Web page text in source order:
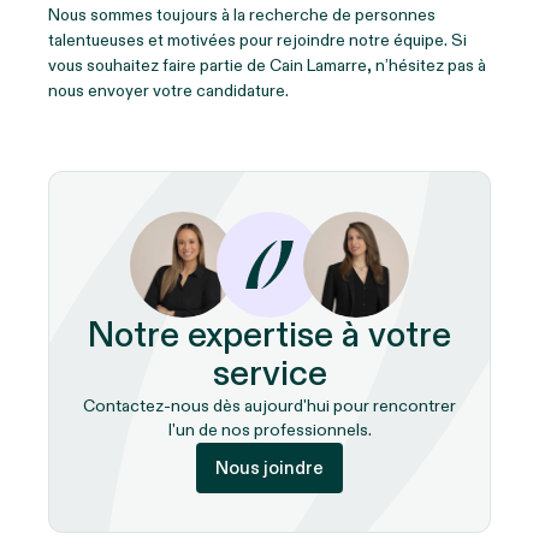
Nous sommes toujours à la recherche de personnes
talentueuses et motivées pour rejoindre notre équipe. Si
vous souhaitez faire partie de Cain Lamarre, n’hésitez pas à
nous envoyer votre candidature.
Notre expertise à votre
service
Contactez-nous dès aujourd'hui pour rencontrer
l'un de nos professionnels.
Nous joindre